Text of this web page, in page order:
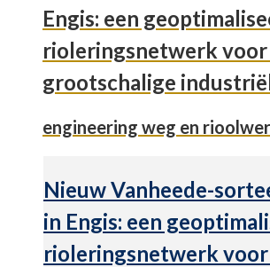
Engis: een
rioleringsnetwerk voor
grootschalige
engineering weg en
Nieuw Vanheede-
in Engis: een
rioleringsnetwerk voor